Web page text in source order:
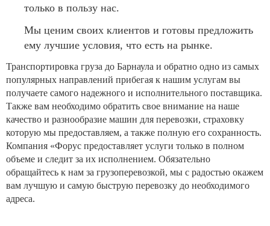
только в пользу нас.
Мы ценим своих клиентов и готовы предложить
ему лучшие условия, что есть на рынке.
Транспортировка груза до Барнаула и обратно одно из самых
популярных направлений прибегая к нашим услугам вы
получаете самого надежного и исполнительного поставщика.
Также вам необходимо обратить свое внимание на наше
качество и разнообразие машин для перевозки, страховку
которую мы предоставляем, а также полную его сохранность.
Компания «Форус предоставляет услуги только в полном
объеме и следит за их исполнением. Обязательно
обращайтесь к нам за грузоперевозкой, мы с радостью окажем
вам лучшую и самую быструю перевозку до необходимого
адреса.